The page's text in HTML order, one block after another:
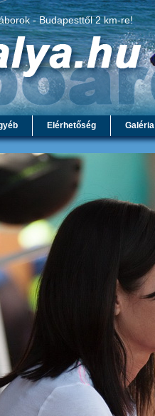
- Budapesttől 2 km-re!
Elérhetőség Galéria